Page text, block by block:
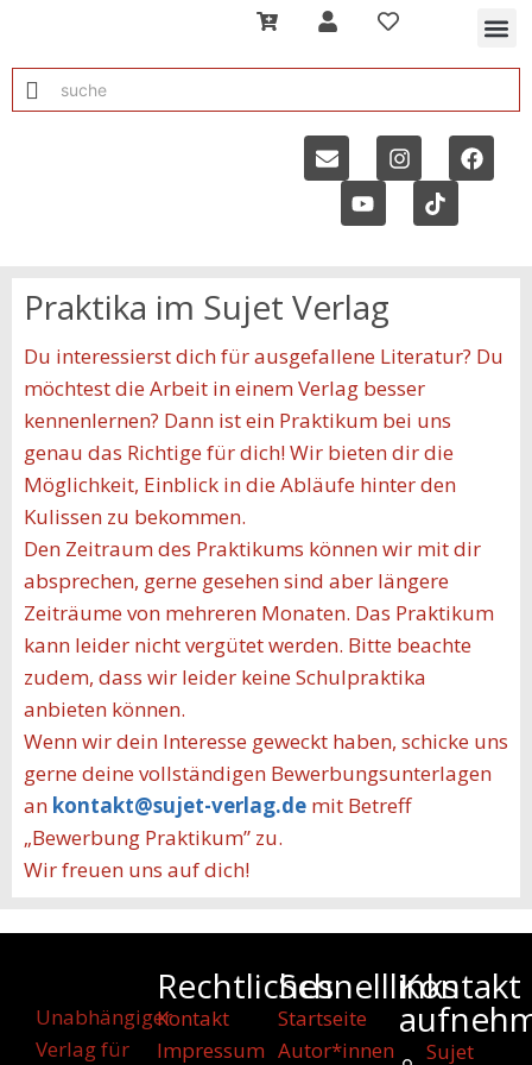
Praktika im Sujet Verlag
Du interessierst dich für ausgefallene Literatur? Du
möchtest die Arbeit in einem Verlag besser
kennenlernen? Dann ist ein Praktikum bei uns
genau das Richtige für dich! Wir bieten dir die
Möglichkeit, Einblick in die Abläufe hinter den
Kulissen zu bekommen.
Den Zeitraum des Praktikums können wir mit dir
absprechen, gerne gesehen sind aber längere
Zeiträume von mehreren Monaten. Das Praktikum
kann leider nicht vergütet werden. Bitte beachte
zudem, dass wir leider keine Schulpraktika
anbieten können.
Wenn wir dein Interesse geweckt haben, schicke uns
gerne deine vollständigen Bewerbungsunterlagen
an kontakt@sujet-verlag.de mit Betreff
„Bewerbung Praktikum” zu.
Wir freuen uns auf dich!
Unabhängiger
Verlag für
Rechtliches
Kontakt
Impressum
Schnelllinks
Startseite
Autor*innen
Kontakt
Sujet